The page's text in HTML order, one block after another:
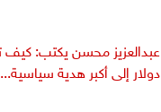
دولار إلى أكبر هدية سياسية...